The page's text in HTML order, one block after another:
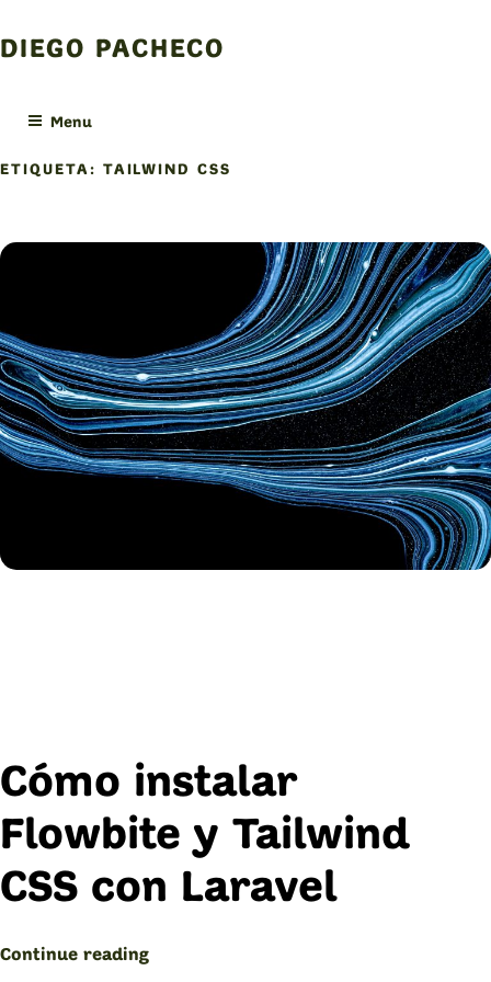
to
content
DIEGO PACHECO
Menu
ETIQUETA: TAILWIND CSS
Cómo instalar
Flowbite y Tailwind
CSS con Laravel
Continue reading“Flowbite